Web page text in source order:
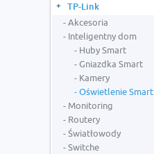
TP-Link
Akcesoria
Inteligentny dom
Huby Smart
Gniazdka Smart
Kamery
Oświetlenie Smart
Monitoring
Routery
Światłowody
Switche